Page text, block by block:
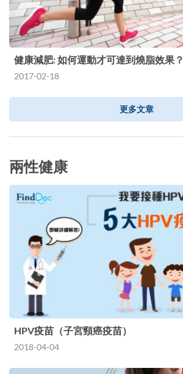
健康減肥: 如何運動才可達到燒脂效果？
2017-02-18
更多文章
兩性健康
HPV疫苗（子宮頸癌疫苗）
2018-04-04